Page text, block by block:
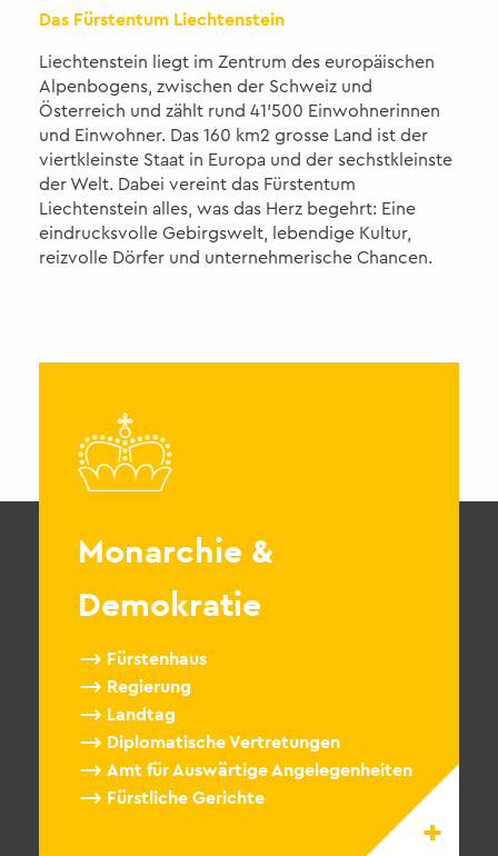
Das Fürstentum Liechtenstein
Liechtenstein liegt im Zentrum des europäischen
Alpenbogens, zwischen der Schweiz und
Österreich und zählt rund 41'500 Einwohnerinnen
und Einwohner. Das 160 km2 grosse Land ist der
viertkleinste Staat in Europa und der sechstkleinste
der Welt. Dabei vereint das Fürstentum
Liechtenstein alles, was das Herz begehrt: Eine
eindrucksvolle Gebirgswelt, lebendige Kultur,
reizvolle Dörfer und unternehmerische Chancen.
Monarchie &
Demokratie
Fürstenhaus
Regierung
Landtag
Diplomatische Vertretungen
Amt für Auswärtige Angelegenheiten
Fürstliche Gerichte
+